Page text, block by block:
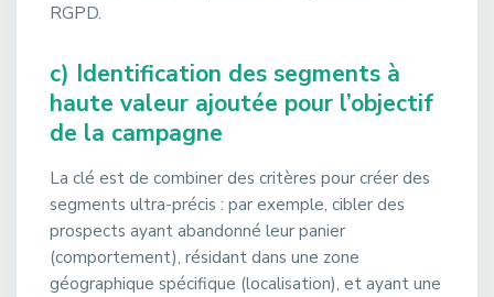
RGPD.
c) Identification des segments à
haute valeur ajoutée pour l’objectif
de la campagne
La clé est de combiner des critères pour créer des
segments ultra-précis : par exemple, cibler des
prospects ayant abandonné leur panier
(comportement), résidant dans une zone
géographique spécifique (localisation), et ayant une